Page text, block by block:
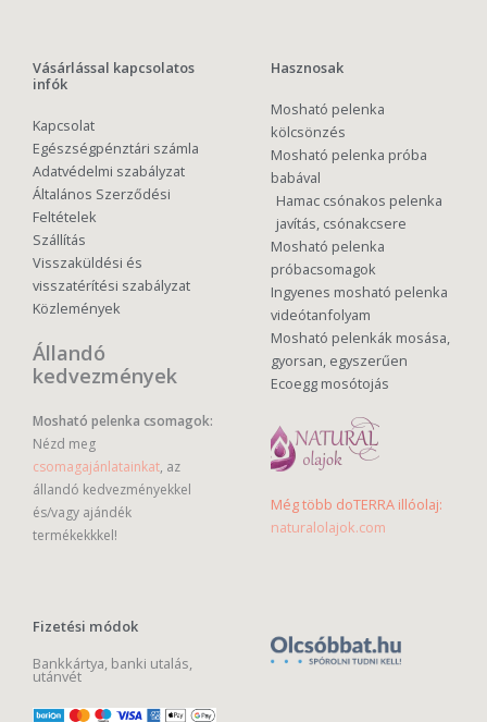
Vásárlással kapcsolatos
infók
Kapcsolat
Egészségpénztári számla
Adatvédelmi szabályzat
Általános Szerződési
Feltételek
Szállítás
Visszaküldési és
visszatérítési szabályzat
Közlemények
Állandó
kedvezmények
Mosható pelenka csomagok:
Nézd meg
csomagajánlatainkat, az
állandó kedvezményekkel
és/vagy ajándék
termékekkkel!
Fizetési módok
Bankkártya, banki utalás,
utánvét
Hasznosak
Mosható pelenka
kölcsönzés
Mosható pelenka próba
babával
Hamac csónakos pelenka
javítás, csónakcsere
Mosható pelenka
próbacsomagok
Ingyenes mosható pelenka
videótanfolyam
Mosható pelenkák mosása,
gyorsan, egyszerűen
Ecoegg mosótojás
Még több doTERRA illóolaj:
naturalolajok.com